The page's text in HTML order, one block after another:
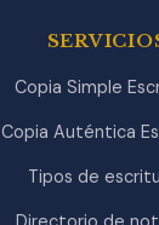
Copia Simple
Copia Auténtica
Tipos de